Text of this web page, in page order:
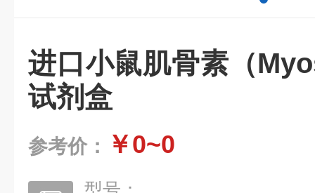
进口小鼠肌骨素（
试剂盒
参考价： ￥0~0